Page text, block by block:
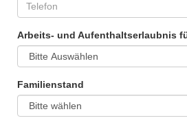
Arbeits- und Aufenthaltserlaubnis
Familienstand